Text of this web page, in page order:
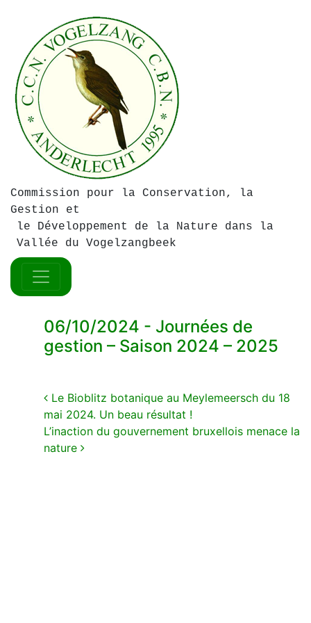
Commission pour la Conservation, la
Gestion et
le Développement de la Nature dans la
Vallée du Vogelzangbeek
06/10/2024 - Journées de
gestion – Saison 2024 – 2025
Navigation
Le Bioblitz botanique au Meylemeersch du 18
mai 2024. Un beau résultat !
L’inaction du gouvernement bruxellois menace la
nature